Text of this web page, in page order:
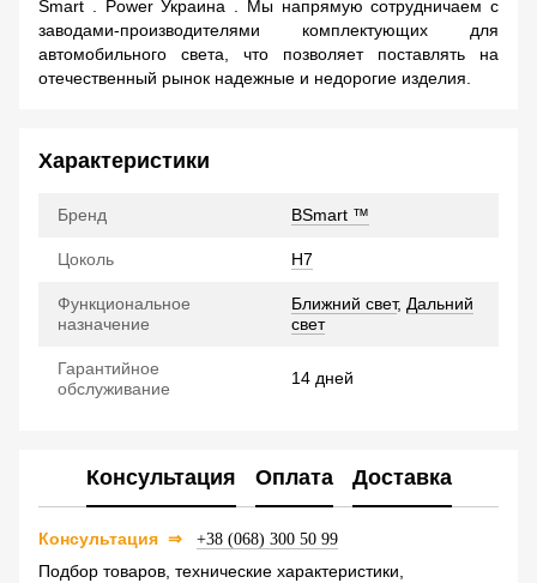
Smart .
Power Украина
. Мы напрямую сотрудничаем с
заводами-производителями комплектующих для
автомобильного света, что позволяет поставлять на
отечественный рынок надежные и недорогие изделия.
Характеристики
Бренд BSmart ™
Цоколь H7
Функциональное
назначение
Ближний свет, Дальний
свет
Гарантийное
обслуживание
14 дней
Консультация Оплата Доставка
Консультация ⇒ +38 (068) 300 50 99
Подбор товаров, технические характеристики,